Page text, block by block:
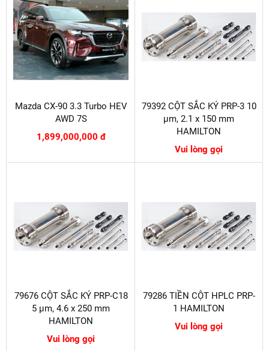
Mazda CX-90 3.3 Turbo HEV
AWD 7S
1,899,000,000 đ
79392 CỘT SẮC KÝ PRP-3 10
µm, 2.1 x 150 mm
HAMILTON
Vui lòng gọi
79676 CỘT SẮC KÝ PRP-C18
5 µm, 4.6 x 250 mm
HAMILTON
Vui lòng gọi
79286 TIỀN CỘT HPLC PRP-
1 HAMILTON
Vui lòng gọi